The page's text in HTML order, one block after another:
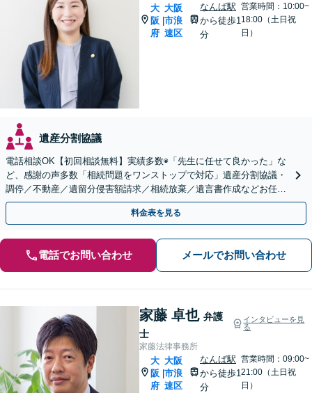
大
阪
府
|
大阪
市浪
速区
なんば駅
から徒歩1
分
営業時間：10:00~
18:00（土日祝
日）
遺産分割協議
電話相談OK【初回相談無料】実績多数◉「先生に任せて良かった」な
ど、感謝の声多数「相続問題をワンストップで対応」遺産分割協議・
調停／不動産／遺留分侵害額請求／相続放棄／遺言書作成などお任
せ。司法書士・不動産業者などと連携可【休日・夜間対応】
料金表を見る
電話でお問い合わせ メールでお問い合わせ
家藤 卓也 弁護
士
インタビューを見
る
家藤法律事務所
大
阪
府
|
大阪
市浪
速区
なんば駅
から徒歩1
分
営業時間：09:00~
21:00（土日祝
日）